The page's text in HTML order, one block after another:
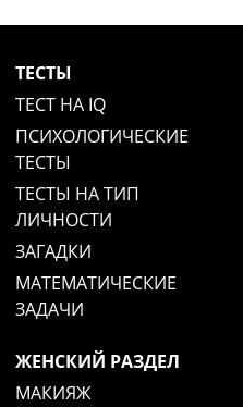
ТЕСТЫ
ТЕСТ НА IQ
ПСИХОЛОГИЧЕСКИЕ
ТЕСТЫ
ТЕСТЫ НА ТИП
ЛИЧНОСТИ
ЗАГАДКИ
МАТЕМАТИЧЕСКИЕ
ЗАДАЧИ
ЖЕНСКИЙ РАЗДЕЛ
МАКИЯЖ